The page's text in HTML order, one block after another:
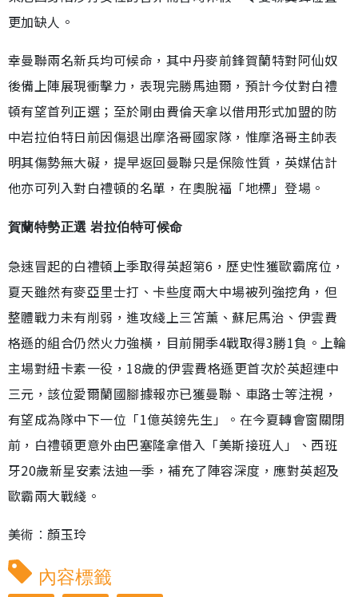
更加缺人。
幸曼聯兩名新兵均可候命，其中丹麥前鋒賀蘭特對阿仙奴
後備上陣展現衝擊力，表現完勝馬迪爾，預計今仗對白禮
頓有望首列正選；至於剛由費倫天拿以借用形式加盟的防
中岩拉伯特日前因傷退出摩洛哥國家隊，惟摩洛哥主帥表
明其傷勢無大礙，提早返回曼聯只是保險性質，英媒估計
他亦可列入對白禮頓的名單，在奧脫福「地標」登場。
賀蘭特勢正選 岩拉伯特可候命
急速冒起的白禮頓上季取得英超第6，歷史性獲歐霸席位，
夏天雖然有麥亞里士打、卡些度兩大中場被列強挖角，但
整體戰力未有削弱，進攻綫上三笘薰、蘇尼馬治、伊雲費
格遜的組合仍然火力強橫，目前開季4戰取得3勝1負。上輪
主場對紐卡素一役，18歲的伊雲費格遜更首次於英超連中
三元，該位愛爾蘭國腳據報亦已獲曼聯、車路士等注視，
有望成為隊中下一位「1億英鎊先生」。在今夏轉會窗關閉
前，白禮頓更意外由巴塞隆拿借入「美斯接班人」、西班
牙20歲新星安素法迪一季，補充了陣容深度，應對英超及
歐霸兩大戰綫。
美術︰顏玉玲
內容標籤